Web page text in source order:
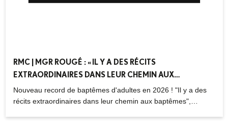
RMC | MGR ROUGÉ : « IL Y A DES RÉCITS
EXTRAORDINAIRES DANS LEUR CHEMIN AUX
BAPTÊMES » – 26.03.2026
Nouveau record de baptêmes d'adultes en 2026 ! "Il y a des
récits extraordinaires dans leur chemin aux baptêmes",